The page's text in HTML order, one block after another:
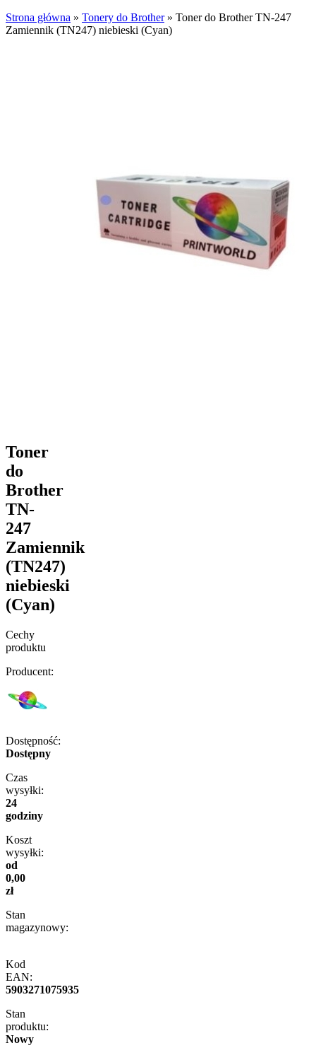
Strona główna » Tonery do Brother» Toner do Brother TN-247
Zamiennik (TN247) niebieski (Cyan)
Toner
do
Brother
TN-
247
Zamiennik
(TN247)
niebieski
(Cyan)
Cechy
produktu
Producent:
Dostępność:
Dostępny
Czas
wysyłki:
24
godziny
Koszt
wysyłki:
od
0,00
zł
Stan
magazynowy:
Kod
EAN:
5903271075935
Stan
produktu:
Nowy